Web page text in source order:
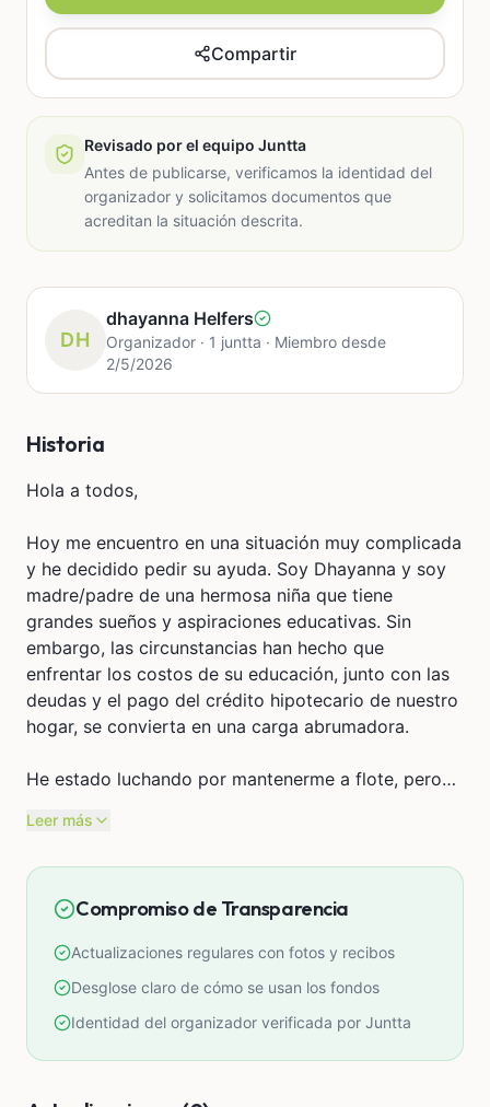
Compartir
Revisado por el equipo Juntta
Antes de publicarse, verificamos la identidad del
organizador y solicitamos documentos que
acreditan la situación descrita.
DH
dhayanna Helfers
Organizador · 1 juntta · Miembro desde
2/5/2026
Historia
Hola a todos,
Hoy me encuentro en una situación muy complicada
y he decidido pedir su ayuda. Soy Dhayanna y soy
madre/padre de una hermosa niña que tiene
grandes sueños y aspiraciones educativas. Sin
embargo, las circunstancias han hecho que
enfrentar los costos de su educación, junto con las
deudas y el pago del crédito hipotecario de nuestro
hogar, se convierta en una carga abrumadora.
He estado luchando por mantenerme a flote, pero
fuerzas. Cada día es un reto, y lo último que quiero
no logro reunir el dinero necesario, corremos el
riesgo de perder nuestro departamento, lo que
Es por eso que estoy organizando esta junta de
dinero. Cada contribución, sin importar cuán
nuestras vidas. Su apoyo no solo nos ayudará a
Leer más
Compromiso de Transparencia
Actualizaciones regulares con fotos y recibos
Desglose claro de cómo se usan los fondos
Identidad del organizador verificada por Juntta